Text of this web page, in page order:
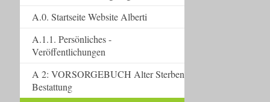
A.0. Startseite Website Alberti
A.1.1. Persönliches -
Veröffentlichungen
A 2: VORSORGEBUCH Alter Sterben
Bestattung